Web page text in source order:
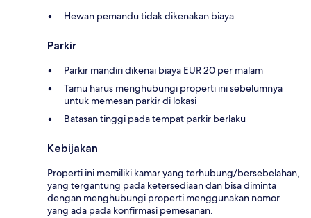
Hewan pemandu tidak dikenakan biaya
Parkir
Parkir mandiri dikenai biaya EUR 20 per malam
Tamu harus menghubungi properti ini sebelumnya
untuk memesan parkir di lokasi
Batasan tinggi pada tempat parkir berlaku
Kebijakan
Properti ini memiliki kamar yang terhubung/bersebelahan,
yang tergantung pada ketersediaan dan bisa diminta
dengan menghubungi properti menggunakan nomor
yang ada pada konfirmasi pemesanan.